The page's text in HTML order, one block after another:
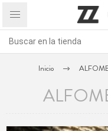
Inicio